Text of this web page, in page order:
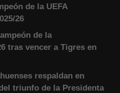
de la UEFA
26
de la
tras vencer a Tigres en
respaldan en
triunfo de la Presidenta